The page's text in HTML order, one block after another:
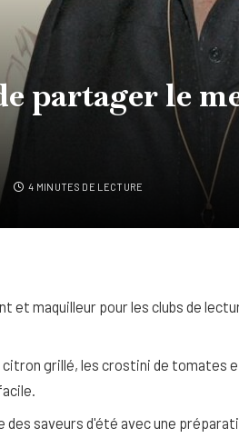
partager le
4 MINUTES DE LECTURE
et maquilleur pour les clubs de
grillé, les crostini de tomates
des saveurs d'été avec une